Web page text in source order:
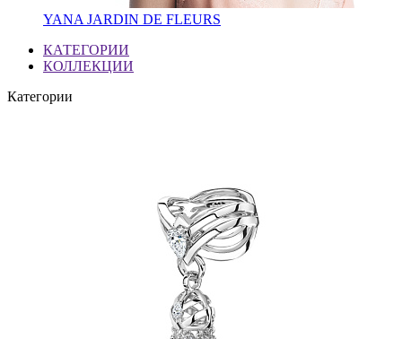
YANA JARDIN DE FLEURS
КАТЕГОРИИ
КОЛЛЕКЦИИ
Категории